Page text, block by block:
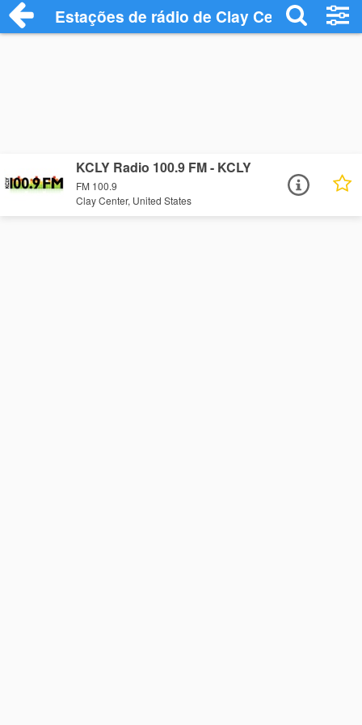
Estações de rádio de Clay Center - Ouça
KCLY Radio 100.9 FM - KCLY
FM 100.9
Clay Center, United States